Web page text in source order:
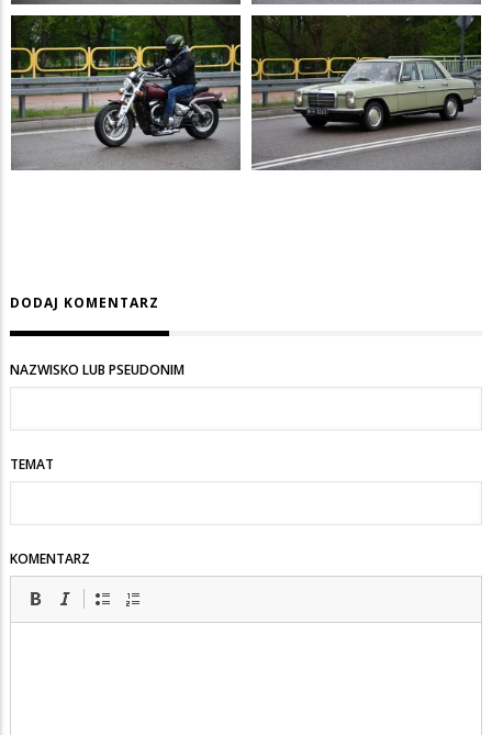
DODAJ KOMENTARZ
NAZWISKO LUB PSEUDONIM
TEMAT
KOMENTARZ